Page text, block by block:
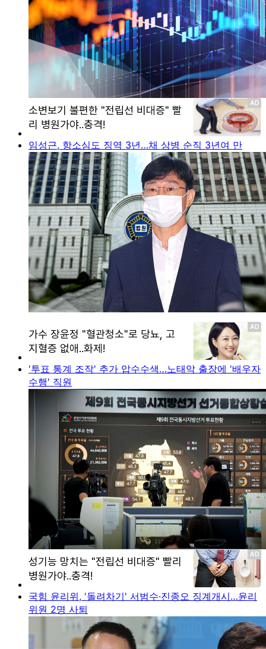
임성근, 항소심도 징역 3년…채 상병 순직 3년여 만
'투표 통계 조작' 추가 압수수색…노태악 출장에 '배우자
수행' 직원
국힘 윤리위, '돌려차기' 서범수·진종오 징계개시…윤리
위원 2명 사퇴